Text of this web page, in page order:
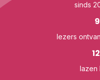
sinds
lezers
lazen